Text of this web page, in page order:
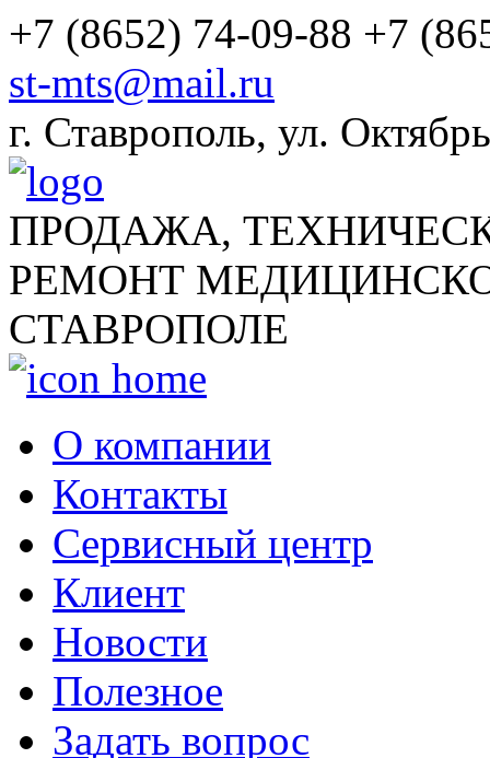
+7 (8652) 74-09-88 +7
st-mts@mail.ru
г. Ставрополь, ул.
ПРОДАЖА,
РЕМОНТ
СТАВРОПОЛЕ
О компании
Контакты
Сервисный центр
Клиент
Новости
Полезное
Задать вопрос